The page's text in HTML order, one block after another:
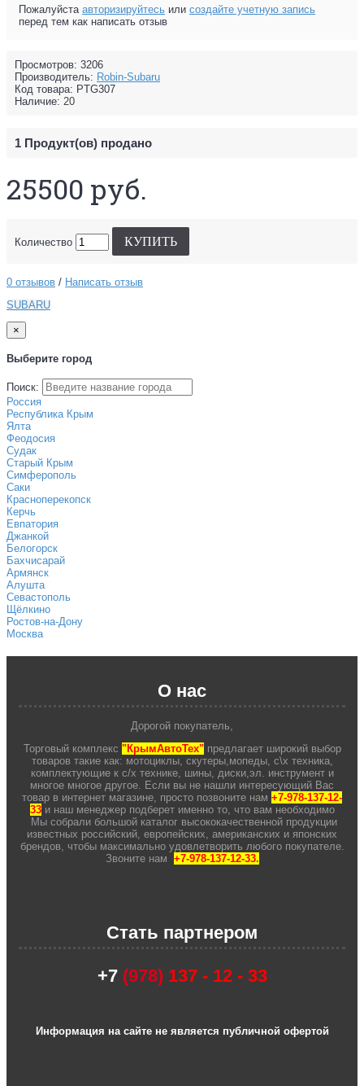
Пожалуйста авторизируйтесь или создайте учетную запись
перед тем как написать отзыв
Просмотров: 3206
Производитель: Robin-Subaru
Код товара: PTG307
Наличие: 20
1 Продукт(ов) продано
25500 руб.
Количество КУПИТЬ
0 отзывов / Написать отзыв
SUBARU
×
Выберите город
Поиск:
Россия
Республика Крым
Ялта
Феодосия
Судак
Старый Крым
Симферополь
Саки
Красноперекопск
Керчь
Евпатория
Джанкой
Белогорск
Бахчисарай
Армянск
Алушта
Севастополь
Щёлкино
Ростов-на-Дону
Москва
О нас
Дорогой покупатель,
Торговый комплекс "КрымАвтоТех"предлагает широкий выбор
товаров такие как: мотоциклы, скутеры,мопеды, с\х техника,
комплектующие к с/х технике, шины, диски,эл. инструмент и
многое многое другое. Если вы не нашли интересующий Вас
товар в интернет магазине, просто позвоните нам +7-978-137-12-
33 и наш менеджер подберет именно то, что вам необходимо
Мы собрали большой каталог высококачественной продукции
известных российский, европейских, американских и японских
брендов, чтобы максимально удовлетворить любого покупателе.
Звоните нам +7-978-137-12-33.
Стать партнером
+7(978) 137 - 12 - 33
Информация на сайте не является публичной офертой